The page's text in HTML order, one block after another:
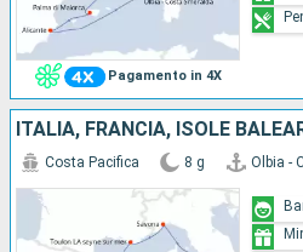
Pagamento in 4X
Costa Pacifica 8 g Olbia -